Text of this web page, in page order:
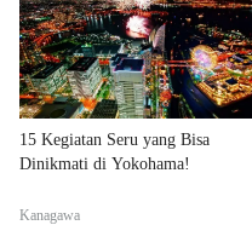
15 Kegiatan Seru yang Bisa
Dinikmati di Yokohama!
Kanagawa